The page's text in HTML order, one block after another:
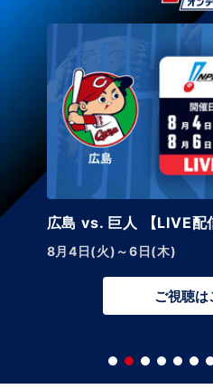
広島 vs. 巨人 【LIVE配
8月4日(火)～6日(木)
ご視聴は